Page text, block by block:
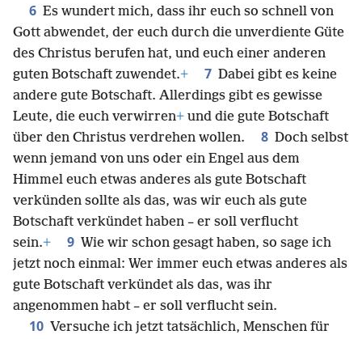
6 Es wundert mich, dass ihr euch so schnell von
Gott abwendet, der euch durch die unverdiente Güte
des Christus berufen hat, und euch einer anderen
guten Botschaft zuwendet.+ 7 Dabei gibt es keine
andere gute Botschaft. Allerdings gibt es gewisse
Leute, die euch verwirren+ und die gute Botschaft
über den Christus verdrehen wollen.
8 Doch selbst
wenn jemand von uns oder ein Engel aus dem
Himmel euch etwas anderes als gute Botschaft
verkünden sollte als das, was wir euch als gute
Botschaft verkündet haben – er soll verflucht
sein.+ 9 Wie wir schon gesagt haben, so sage ich
jetzt noch einmal: Wer immer euch etwas anderes als
gute Botschaft verkündet als das, was ihr
angenommen habt – er soll verflucht sein.
10 Versuche ich jetzt tatsächlich, Menschen für